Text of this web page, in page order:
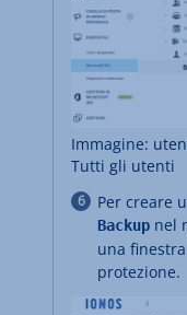
Immagine:
Tutti gli utenti
Per creare
Backup nel
una
protezione.